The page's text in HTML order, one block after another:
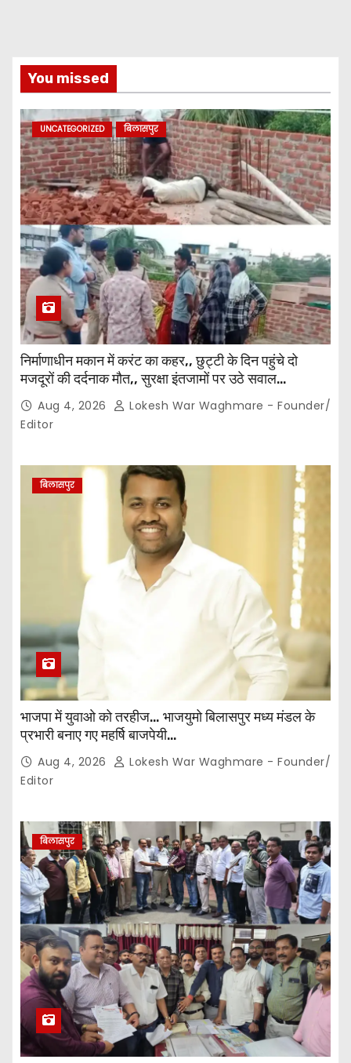
You missed
UNCATEGORIZED बिलासपुर
निर्माणाधीन मकान में करंट का कहर,, छुट्टी के दिन पहुंचे दो
मजदूरों की दर्दनाक मौत,, सुरक्षा इंतजामों पर उठे सवाल…
Aug 4, 2026
Lokesh War Waghmare - Founder/
Editor
बिलासपुर
भाजपा में युवाओ को तरहीज… भाजयुमो बिलासपुर मध्य मंडल के
प्रभारी बनाए गए महर्षि बाजपेयी…
Aug 4, 2026
Lokesh War Waghmare - Founder/
Editor
बिलासपुर